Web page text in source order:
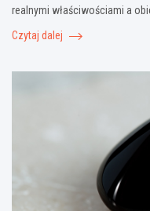
realnymi właściwościami a
Czytaj dalej